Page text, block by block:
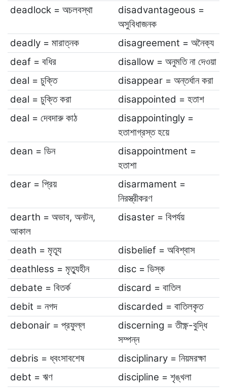
deadlock = অচলবস্থা
disadvantageous =
অসুবিধাজনক
deadly = মারাত্নক
disagreement = অনৈক্য
deaf = বধির
disallow = অনুমতি না দেওয়া
deal = চুক্তি
disappear = অন্তর্ধান করা
deal = চুক্তি করা
disappointed = হতাশ
deal = দেবদারু কাঠ
disappointingly =
হতাশাগ্রস্ত হয়ে
dean = ডিন
disappointment =
হতাশা
dear = প্রিয়
disarmament =
নিরস্ত্রীকরণ
dearth = অভাব, অনটন,
আকাল
disaster = বিপর্যয়
death = মৃত্যূ
disbelief = অবিশ্বাস
deathless = মৃত্যুহীন
disc = ডিস্ক
debate = বিতর্ক
discard = বাতিল
debit = নগদ
discarded = বাতিলকৃত
debonair = প্রফুল্ল
discerning = তীক্ষ্ণ-বুদ্ধি
সম্পন্ন
debris = ধ্বংসাবশেষ
disciplinary = নিয়মরক্ষা
debt = ঋণ
discipline = শৃঙ্খলা